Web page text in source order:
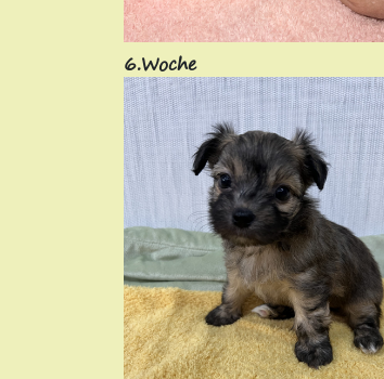
6.Woche